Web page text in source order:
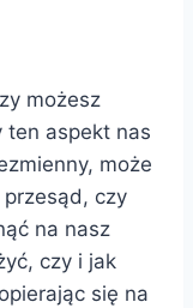
możesz
ten aspekt nas
może
czy
na nasz
czy i jak
się na